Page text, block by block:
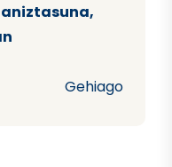
aniztasuna,
Gehiago